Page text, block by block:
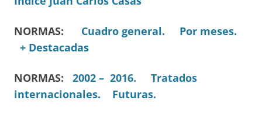
NORMAS: Cuadro general.
Por meses.
+ Destacadas
NORMAS: 2002 – 2016.
Tratados
internacionales.
Futuras.